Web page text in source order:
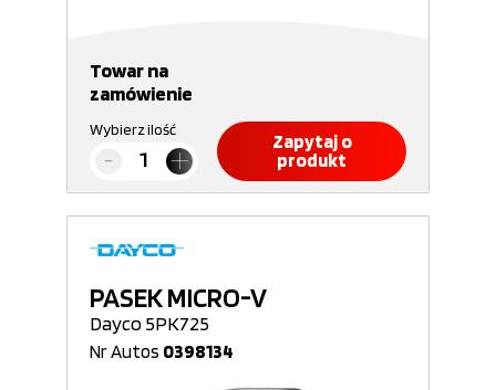
Towar na
zamówienie
Wybierz ilość
Zapytaj o
produkt
PASEK MICRO-V
Dayco 5PK725
Nr Autos 0398134